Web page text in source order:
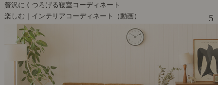
贅沢にくつろげる寝室コーディネート
楽しむ｜インテリアコーディネート（動画）
5